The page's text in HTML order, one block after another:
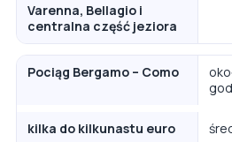
Varenna, Bellagio i
centralna część jeziora
Pociąg Bergamo – Como
kilka do kilkunastu euro